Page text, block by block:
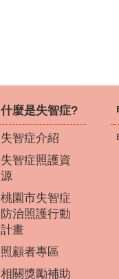
什麼是失智症?
失智症介紹
失智症照護資
源
桃園市失智症
防治照護行動
計畫
照顧者專區
相關獎勵補助